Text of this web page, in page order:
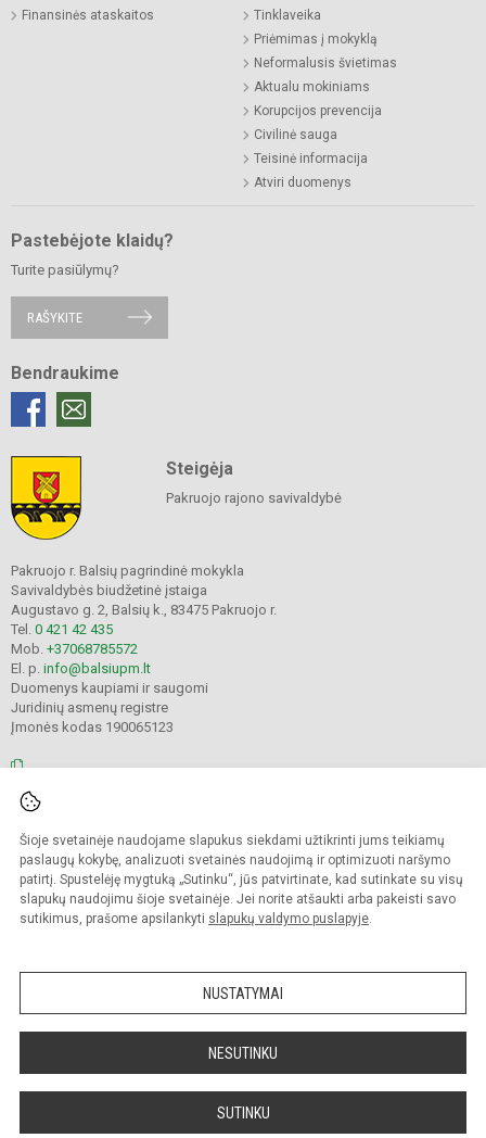
Šioje svetainėje naudojame slapukus siekdami užtikrinti jums teikiamų
paslaugų kokybę, analizuoti svetainės naudojimą ir optimizuoti naršymo
patirtį. Spustelėję mygtuką „Sutinku“, jūs patvirtinate, kad sutinkate su visų
slapukų naudojimu šioje svetainėje. Jei norite atšaukti arba pakeisti savo
sutikimus, prašome apsilankyti slapukų valdymo puslapyje.
NUSTATYMAI
NESUTINKU
SUTINKU
Finansinės ataskaitos
Tinklaveika
Priėmimas į mokyklą
Neformalusis švietimas
Aktualu mokiniams
Korupcijos prevencija
Civilinė sauga
Teisinė informacija
Atviri duomenys
Pastebėjote klaidų?
Turite pasiūlymų?
RAŠYKITE
Bendraukime
Steigėja
Pakruojo rajono savivaldybė
Pakruojo r. Balsių pagrindinė mokykla
Savivaldybės biudžetinė įstaiga
Augustavo g. 2, Balsių k., 83475 Pakruojo r.
Tel. 0 421 42 435
Mob. +37068785572
El. p. info@balsiupm.lt
Duomenys kaupiami ir saugomi
Juridinių asmenų registre
Įmonės kodas 190065123
Kopijuoti turinį be raštiško mokyklos administracijos sutikimo griežtai
draudžiama.
Prieinamumo paraiška Slapukų valdymas
Sumanus būdas atnaujinti